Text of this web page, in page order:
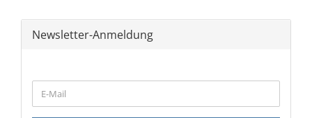
Newsletter-Anmeldung
ZUR
NEWSLETTER-
E-
Mail